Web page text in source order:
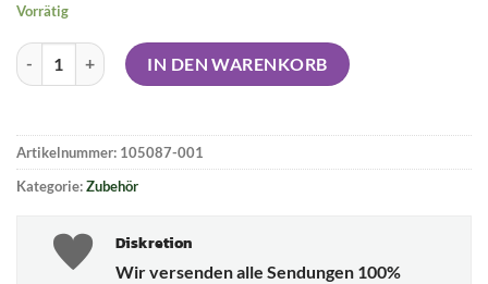
Vorrätig
IFHA Laboranalyse - CannaCheck light Menge
IN DEN WARENKORB
Artikelnummer: 105087-001
Kategorie:Zubehör
Diskretion
Wir versenden alle Sendungen 100%